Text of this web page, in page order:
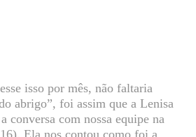
isso por mês, não faltaria
abrigo”, foi assim que a Lenisa
conversa com nossa equipe na